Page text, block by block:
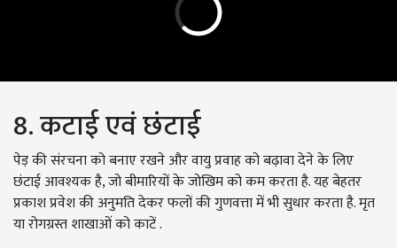
8. कटाई एवं छंटाई
पेड़ की संरचना को बनाए रखने और वायु प्रवाह को बढ़ावा देने के लिए
छंटाई आवश्यक है, जो बीमारियों के जोखिम को कम करता है. यह बेहतर
प्रकाश प्रवेश की अनुमति देकर फलों की गुणवत्ता में भी सुधार करता है. मृत
या रोगग्रस्त शाखाओं को काटें .